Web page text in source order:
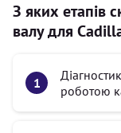
З яких етапів
валу для
роботою